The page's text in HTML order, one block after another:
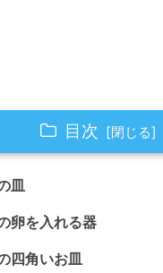
目次
皿
卵を入れる器
四角いお皿